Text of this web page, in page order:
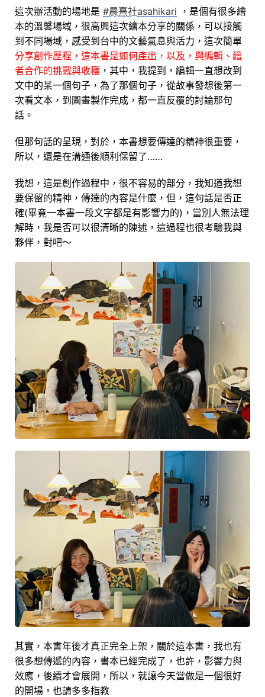
這次辦活動的場地是 #晨熹社asahikari ，是個有很多繪
本的溫馨場域，很高興這次繪本分享的關係，可以接觸
到不同場域，感受到台中的文藝氣息與活力， 這次簡單
分享創作歷程，這本書是如何產出，以及，與編輯、繪
者合作的挑戰與收穫 ，其中，我提到，編輯一直想改到
文中的某一個句子，為了那個句子，從故事發想後第一
次看文本，到圖畫製作完成，都一直反覆的討論那句
話。
但那句話的呈現，對於，本書想要傳達的精神很重要，
所以，還是在溝通後順利保留了……
我想，這是創作過程中，很不容易的部分，我知道我想
要保留的精神，傳達的內容是什麼，但，這句話是否正
確(畢竟一本書一段文字都是有影響力的)，當別人無法理
解時，我是否可以很清晰的陳述，這過程也很考驗我與
夥伴，對吧～
其實，本書年後才真正完全上架，關於這本書，我也有
很多想傳遞的內容，書本已經完成了，也許，影響力與
效應，後續才會展開，所以，就讓今天當做是一個很好
的開場，也請多多指教